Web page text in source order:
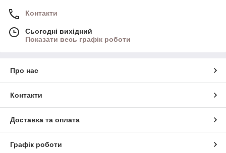
Контакти
Сьогодні вихідний
Показати весь графік роботи
Про нас
Контакти
Доставка та оплата
Графік роботи